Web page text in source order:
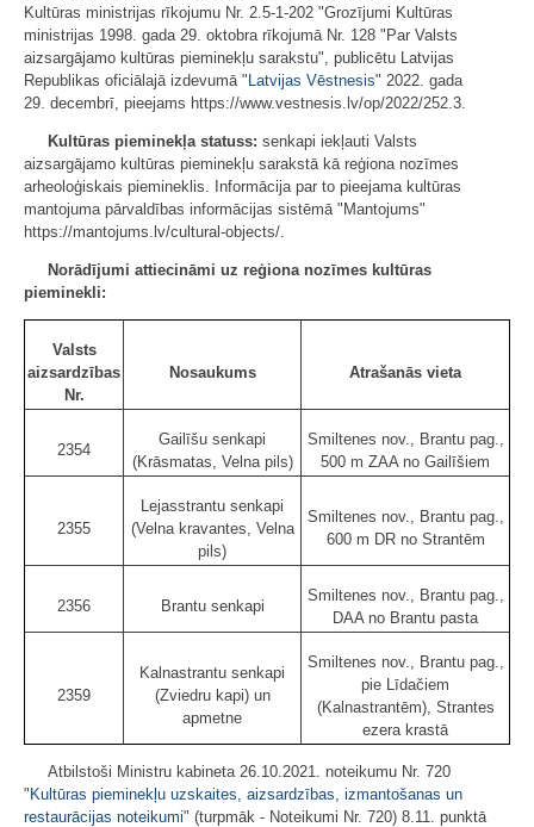
Kultūras ministrijas rīkojumu Nr. 2.5-1-202 "Grozījumi Kultūras
ministrijas 1998. gada 29. oktobra rīkojumā Nr. 128 "Par Valsts
aizsargājamo kultūras pieminekļu sarakstu", publicētu Latvijas
Republikas oficiālajā izdevumā " Latvijas Vēstnesis" 2022. gada
29. decembrī, pieejams https://www.vestnesis.lv/op/2022/252.3.
Kultūras pieminekļa statuss: senkapi iekļauti Valsts
aizsargājamo kultūras pieminekļu sarakstā kā reģiona nozīmes
arheoloģiskais piemineklis. Informācija par to pieejama kultūras
mantojuma pārvaldības informācijas sistēmā "Mantojums"
https://mantojums.lv/cultural-objects/.
Norādījumi attiecināmi uz reģiona nozīmes kultūras
pieminekli:
Valsts
aizsardzības
Nr.
Nosaukums Atrašanās vieta
2354
Gailīšu senkapi
(Krāsmatas, Velna pils)
Smiltenes nov., Brantu pag.,
500 m ZAA no Gailīšiem
2355
Lejasstrantu senkapi
(Velna kravantes, Velna
pils)
Smiltenes nov., Brantu pag.,
600 m DR no Strantēm
2356 Brantu senkapi
Smiltenes nov., Brantu pag.,
DAA no Brantu pasta
2359
Kalnastrantu senkapi
(Zviedru kapi) un
apmetne
Smiltenes nov., Brantu pag.,
pie Līdačiem
(Kalnastrantēm), Strantes
ezera krastā
Atbilstoši Ministru kabineta 26.10.2021. noteikumu Nr. 720
" Kultūras pieminekļu uzskaites, aizsardzības, izmantošanas un
restaurācijas noteikumi" (turpmāk - Noteikumi Nr. 720) 8.11. punktā